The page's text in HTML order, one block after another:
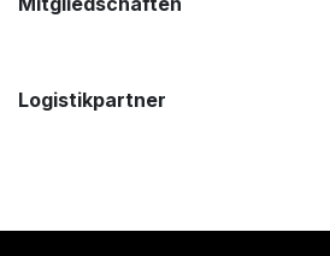
Logistikpartner